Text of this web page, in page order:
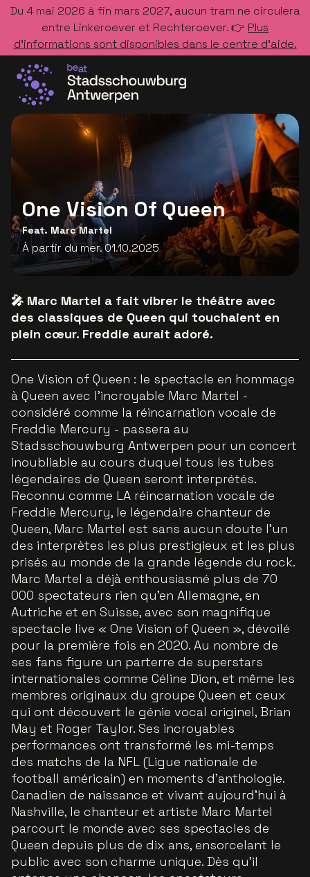
Du 4 mai 2026 à fin mars 2027, aucun tram ne circulera
entre Linkeroever et Rechteroever. 👉 Plus
d’informations sont disponibles dans le centre d’aide.
Allez à la page d'accueil
One Vision Of Queen
Feat. Marc Martel
À partir du mer. 01.10.2025
🎤 Marc Martel a fait vibrer le théâtre avec
des classiques de Queen qui touchaient en
plein cœur. Freddie aurait adoré.
One Vision of Queen : le spectacle en hommage
à Queen avec l’incroyable Marc Martel -
considéré comme la réincarnation vocale de
Freddie Mercury - passera au
Stadsschouwburg Antwerpen pour un concert
inoubliable au cours duquel tous les tubes
légendaires de Queen seront interprétés.
Reconnu comme LA réincarnation vocale de
Freddie Mercury, le légendaire chanteur de
Queen, Marc Martel est sans aucun doute l’un
des interprètes les plus prestigieux et les plus
prisés au monde de la grande légende du rock.
Marc Martel a déjà enthousiasmé plus de 70
000 spectateurs rien qu’en Allemagne, en
Autriche et en Suisse, avec son magnifique
spectacle live « One Vision of Queen », dévoilé
pour la première fois en 2020. Au nombre de
ses fans figure un parterre de superstars
internationales comme Céline Dion, et même les
membres originaux du groupe Queen et ceux
qui ont découvert le génie vocal originel, Brian
May et Roger Taylor. Ses incroyables
performances ont transformé les mi-temps
des matchs de la NFL (Ligue nationale de
football américain) en moments d’anthologie.
Canadien de naissance et vivant aujourd’hui à
Nashville, le chanteur et artiste Marc Martel
parcourt le monde avec ses spectacles de
Queen depuis plus de dix ans, ensorcelant le
public avec son charme unique. Dès qu’il